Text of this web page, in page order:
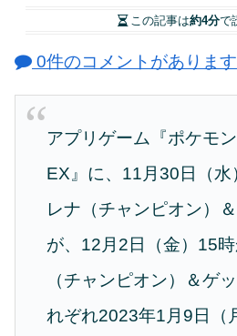
この記事は約4分で
0件のコメントがあります
アプリゲーム『ポケモ
EX』に、11月30日（水
レナ（チャンピオン）
が、12月2日（金）15
（チャンピオン）＆ゲ
れぞれ2023年1月9日（